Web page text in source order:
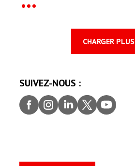
CHARGER PLUS
SUIVEZ-NOUS :
Faceb
ook
Insta
gram
Linke
dIn
Twitt
er
youtu
be